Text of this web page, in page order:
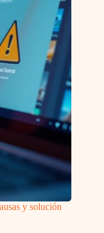
y solución